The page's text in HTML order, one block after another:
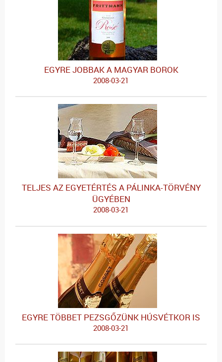
EGYRE JOBBAK A MAGYAR BOROK
2008-03-21
TELJES AZ EGYETÉRTÉS A PÁLINKA-TÖRVÉNY
ÜGYÉBEN
2008-03-21
EGYRE TÖBBET PEZSGŐZÜNK HÚSVÉTKOR IS
2008-03-21